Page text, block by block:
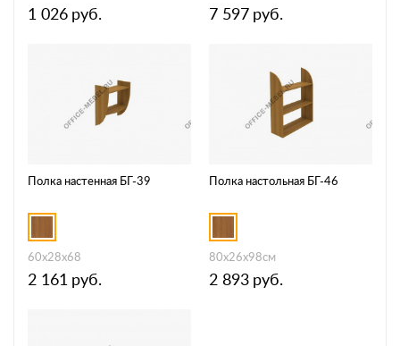
1 026 руб. 7 597 руб.
Полка настенная БГ-39
60x28x68
2 161 руб.
Полка настольная БГ-46
80x26x98см
2 893 руб.